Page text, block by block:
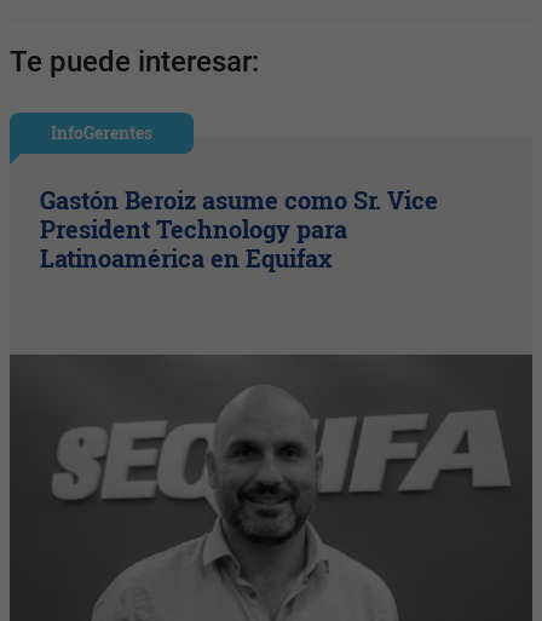
Te puede interesar:
InfoGerentes
Gastón Beroiz asume como Sr. Vice
President Technology para
Latinoamérica en Equifax